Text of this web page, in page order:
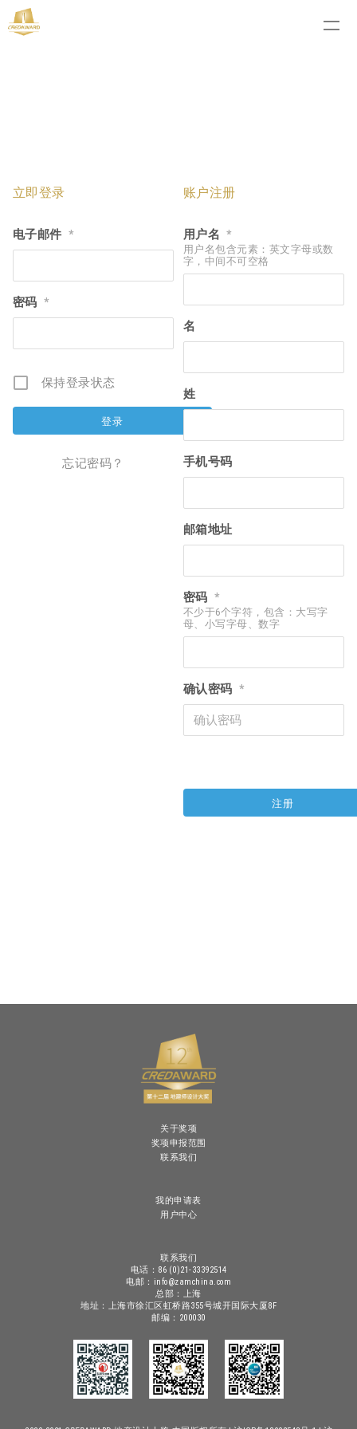
立即登录
电子邮件 *
密码 *
保持登录状态
忘记密码？
账户注册
用户名 *
用户名包含元素：英文字母或数
字，中间不可空格
名
姓
手机号码
邮箱地址
密码 *
不少于6个字符，包含：大写字
母、小写字母、数字
确认密码 *
关于奖项
奖项申报范围
联系我们
我的申请表
用户中心
联系我们
电话：86 (0)21-33392514
电邮：info@zamchina.com
总部：上海
地址：上海市徐汇区虹桥路355号城开国际大厦8F
邮编：200030